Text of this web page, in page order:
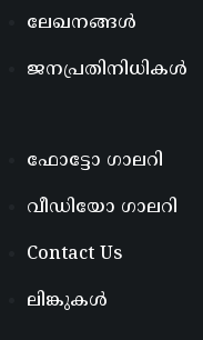
ലേഖനങ്ങൾ
ജനപ്രതിനിധികൾ
ഫോട്ടോ ഗാലറി
വീഡിയോ ഗാലറി
Contact Us
ലിങ്കുകൾ